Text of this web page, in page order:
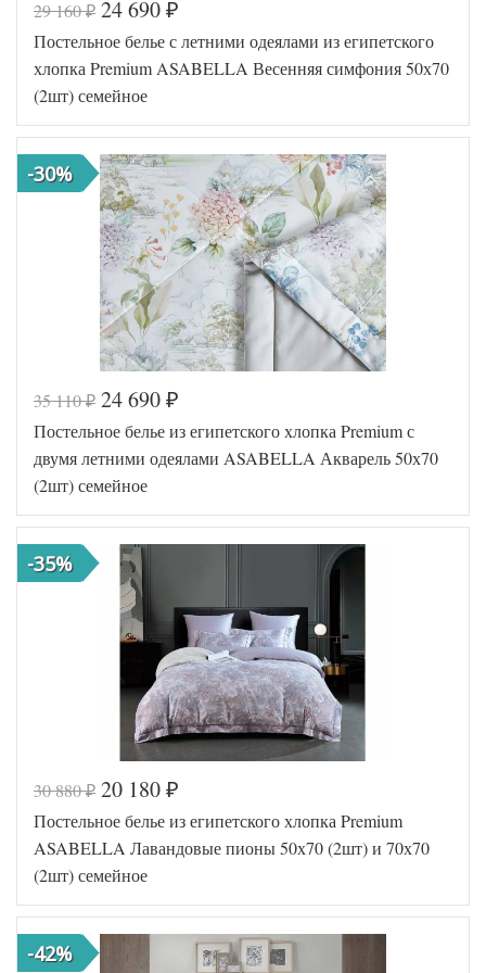
Код товара
577-046
Артикул
TT123316
Ткань
Египетский
хлопок
Размер
пододеяльника
(2шт)
Размер
простыни
250х270
Размер
50х70
(4шт)
Производитель
Tango
(Китай)
Код товара
577-076
Артикул
2147-2OSP/
Ткань
Египетский
Размер
простыни
240х260
Размер
наволочек
(Китай)
29 160₽ 24 690 ₽
Постельное белье с летними одеялами из египетского
хлопка Premium ASABELLA Весенняя симфония 50х70
(2шт) семейное
-30%
Код товара
577-186
Артикул
2232-2OSP/
Ткань
Египетский
Размер
простыни
240х260
Размер
наволочек
50х70
(2шт)
35 110₽ 24 690 ₽
Постельное белье из египетского хлопка Premium с
двумя летними одеялами ASABELLA Акварель 50х70
(2шт) семейное
-35%
30 880₽ 20 180 ₽
Постельное белье из египетского хлопка Premium
ASABELLA Лавандовые пионы 50х70 (2шт) и 70х70
(2шт) семейное
-42%